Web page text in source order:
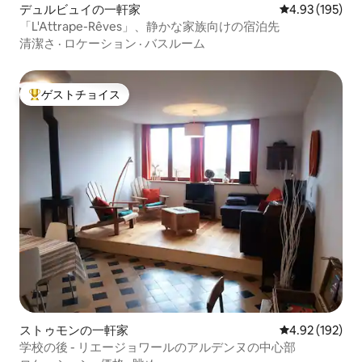
デュルビュイの一軒家 レビュー195
4.93 (195)
「L'Attrape-Rêves」、静かな家族向けの宿泊先
清潔さ · ロケーション · バスルーム
大好評のゲストチョイスです。
ゲストチョイス
ストゥモンの一軒家 レビュー192
4.92 (192)
学校の後 - リエージョワールのアルデンヌの中心部